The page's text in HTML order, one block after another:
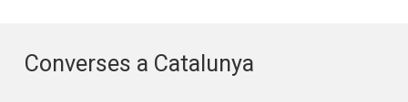
Converses a Catalunya